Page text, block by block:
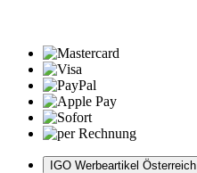
IGO Werbeartikel Österreich